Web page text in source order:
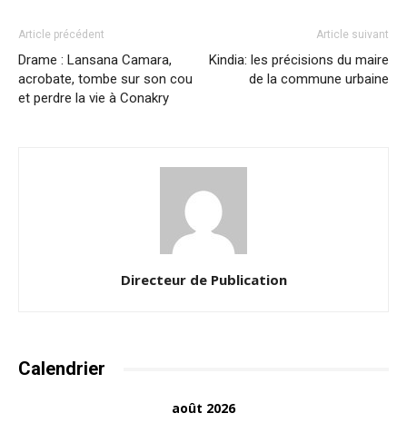
Article précédent
Drame : Lansana Camara,
acrobate, tombe sur son cou
et perdre la vie à Conakry
Article suivant
Kindia: les précisions du maire
de la commune urbaine
Directeur de Publication
Calendrier
août 2026